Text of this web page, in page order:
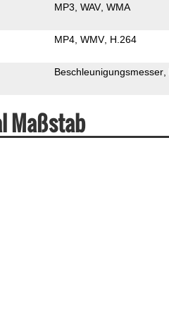
MP3 WAV WMA
MP4 WMV H.264
Beschleunigungsmesser
Maßstab